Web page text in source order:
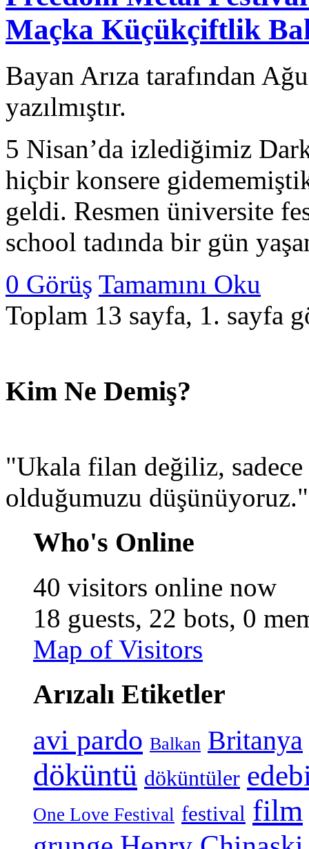
Maçka Küçükçiftlik
Bayan Arıza tarafından
yazılmıştır.
5 Nisan’da izlediğimiz
hiçbir konsere
geldi. Resmen üniversite
school tadında bir gün
0 Görüş Tamamını Oku
Toplam 13 sayfa, 1. sayfa
Kim Ne Demiş?
"Ukala filan değiliz,
olduğumuzu
Who's Online
40 visitors online now
18 guests, 22 bots, 0
Map of Visitors
Arızalı Etiketler
avi pardo Balkan Britanya
döküntü döküntüler
One Love Festival festival film